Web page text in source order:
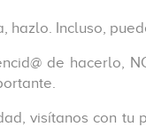
hazlo. Incluso,
de hacerlo,
visítanos con